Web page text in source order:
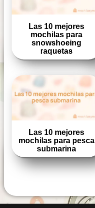
Las 10 mejores
mochilas para
snowshoeing
raquetas
Las 10 mejores
mochilas para pesca
submarina